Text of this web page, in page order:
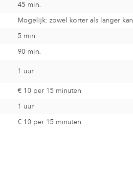
45 min.
Mogelijk: zowel korter als langer kan
5 min.
90 min.
1 uur
€ 10 per 15 minuten
1 uur
€ 10 per 15 minuten